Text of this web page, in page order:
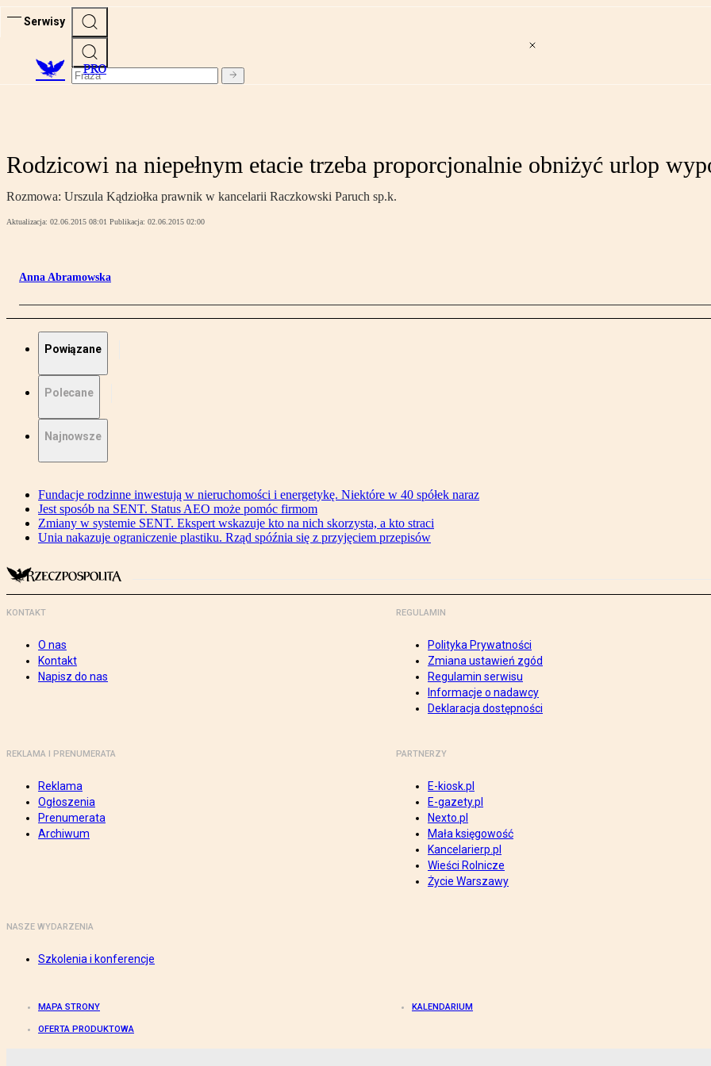
Serwisy
PRO
Rodzicowi na niepełnym etacie trzeba proporcjonalnie obniżyć urlop
Rozmowa: Urszula Kądziołka prawnik w kancelarii Raczkowski Paruch sp.k.
Aktualizacja: 02.06.2015 08:01 Publikacja: 02.06.2015 02:00
Anna Abramowska
Powiązane
Polecane
Najnowsze
Fundacje rodzinne inwestują w nieruchomości i energetykę. Niektóre w 40 spółek naraz
Jest sposób na SENT. Status AEO może pomóc firmom
Zmiany w systemie SENT. Ekspert wskazuje kto na nich skorzysta, a kto straci
Unia nakazuje ograniczenie plastiku. Rząd spóźnia się z przyjęciem przepisów
KONTAKT
O nas
Kontakt
Napisz do nas
REGULAMIN
Polityka Prywatności
Zmiana ustawień zgód
Regulamin serwisu
Informacje o nadawcy
Deklaracja dostępności
REKLAMA I PRENUMERATA
Reklama
Ogłoszenia
Prenumerata
Archiwum
PARTNERZY
E-kiosk.pl
E-gazety.pl
Nexto.pl
Mała księgowość
Kancelarierp.pl
Wieści Rolnicze
Życie Warszawy
NASZE WYDARZENIA
Szkolenia i konferencje
MAPA STRONY KALENDARIUM
OFERTA PRODUKTOWA